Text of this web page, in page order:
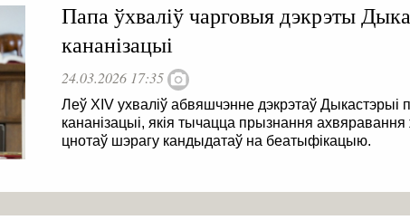
Папа ўхваліў чарговыя дэкрэты
кананізацыі
24.03.2026 17:35
Леў XIV ухваліў абвяшчэнне дэкрэтаў Дыкастэрыі
кананізацыі, якія тычацца прызнання ахвяравання
цнотаў шэрагу кандыдатаў на беатыфікацыю.